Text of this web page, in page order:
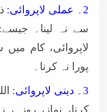
2۔ عملی لاپروائی:
سے نہ لینا۔
لاپروائی، کام
پورا نہ کرنا۔
3۔ دینی لاپروائی:
کرنا، نماز،